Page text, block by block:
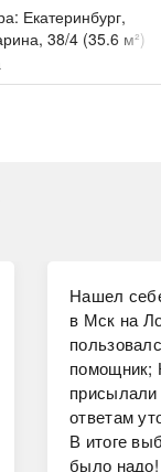
Екатеринбург,
38/4 (35.6 м²)
Нашел
в Мск на
помощник;
ответам
В итоге
было надо!